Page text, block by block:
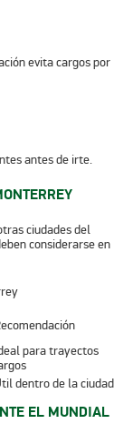
evita cargos por
antes de irte.
ciudades del
considerarse en
para trayectos
dentro de la ciudad
EL MUNDIAL